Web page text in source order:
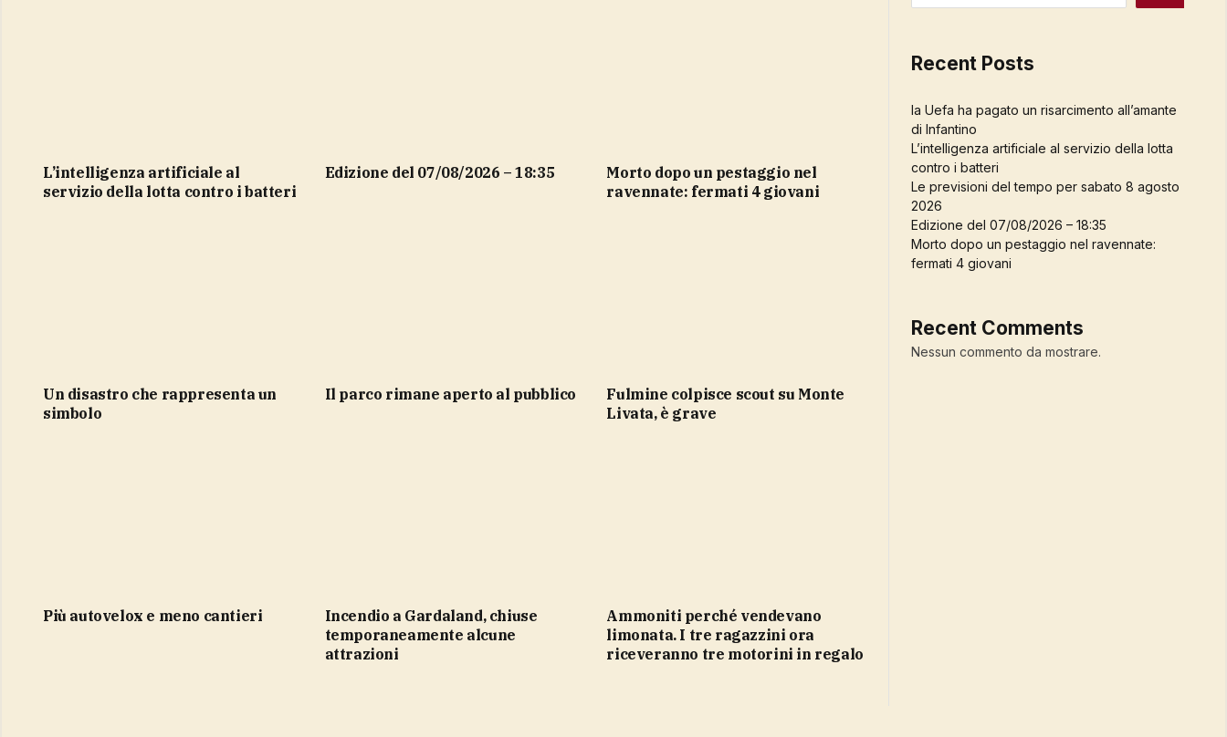
L’intelligenza artificiale al
servizio della lotta contro i batteri
Edizione del 07/08/2026 – 18:35
Morto dopo un pestaggio nel
ravennate: fermati 4 giovani
Un disastro che rappresenta un
simbolo
Il parco rimane aperto al pubblico
Fulmine colpisce scout su Monte
Livata, è grave
più autovelox e meno cantieri
Incendio a Gardaland, chiuse
temporaneamente alcune
attrazioni
Ammoniti perché vendevano
limonata. I tre ragazzini ora
riceveranno tre motorini in regalo
Recent Posts
la Uefa ha pagato un risarcimento all’amante
di Infantino
L’intelligenza artificiale al servizio della lotta
contro i batteri
Le previsioni del tempo per sabato 8 agosto
2026
Edizione del 07/08/2026 – 18:35
Morto dopo un pestaggio nel ravennate:
fermati 4 giovani
Recent Comments
Nessun commento da mostrare.